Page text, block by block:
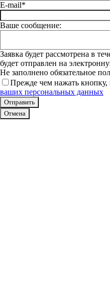
E-mail*
Ваше сообщение:
Заявка будет рассмотрена в
будет отправлен на
Не заполнено обязательное
Прежде чем нажать кнопку,
ваших персональных данных
Отмена